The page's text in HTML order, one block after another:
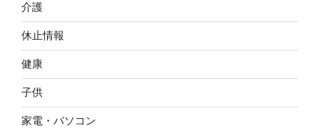
介護
休止情報
健康
子供
家電・パソコン